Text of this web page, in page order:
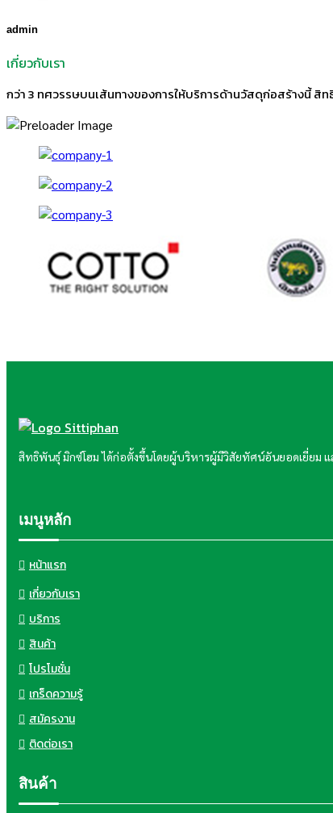
admin
เกี่ยวกับเรา
กว่า 3 ทศวรรษบนเส้นทางของการให้บริการด้านวัสดุก่อสร้างนี้
สิทธิพันธุ์ มิกซ์โฮม ได้ก่อตั้งขึ้นโดยผู้บริหารผู้มีวิสัยทัศน์อันยอดเยี่ยม
เมนูหลัก
หน้าแรก
เกี่ยวกับเรา
บริการ
สินค้า
โปรโมชั่น
เกร็ดความรู้
สมัครงาน
ติดต่อเรา
สินค้า